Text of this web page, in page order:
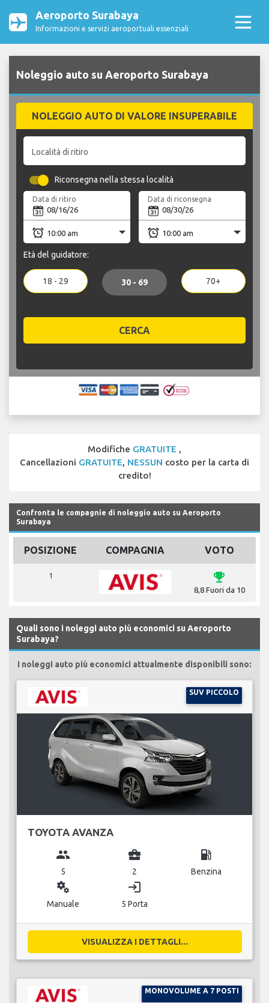
Aeroporto Surabaya
Informazioni e servizi aeroportuali essenziali
Noleggio auto su Aeroporto Surabaya
NOLEGGIO AUTO DI VALORE INSUPERABILE
Località di ritiro
Riconsegna nella stessa località
Data di ritiro Data di riconsegna
Età del guidatore:
18 - 29 30 - 69 70+
CERCA
Modifiche GRATUITE ,
Cancellazioni GRATUITE, NESSUN costo per la carta di
credito!
Confronta le compagnie di noleggio auto su Aeroporto
Surabaya
POSIZIONE COMPAGNIA VOTO
1 emoji_events
8,8 Fuori da 10
Quali sono i noleggi auto più economici su Aeroporto
Surabaya?
I noleggi auto più economici attualmente disponibili sono:
SUV PICCOLO
TOYOTA AVANZA
group
5
business_center
2
local_gas_station
Benzina
miscellaneous_services
Manuale
login
5 Porta
VISUALIZZA I DETTAGLI...
MONOVOLUME A 7 POSTI